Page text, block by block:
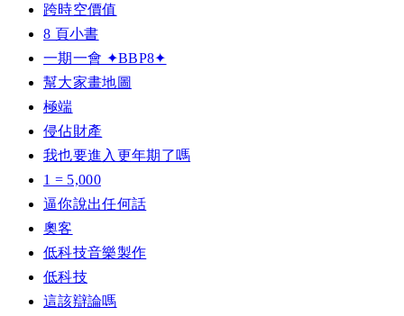
跨時空價值
8 頁小書
一期一會 ✦BBP8✦
幫大家畫地圖
極端
侵佔財產
我也要進入更年期了嗎
1 = 5,000
逼你說出任何話
奧客
低科技音樂製作
低科技
這該辯論嗎